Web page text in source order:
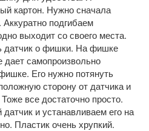
картон. Нужно сначала
подгибаем
выходит со своего места.
датчик о фишки. На фишке
дает самопроизвольно
Его нужно потянуть
сторону от датчика и
все достаточно просто.
и устанавливаем его на
Пластик очень хрупкий.